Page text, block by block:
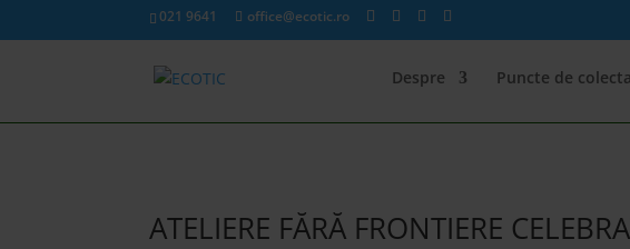
021 9641 office@ecotic.ro
Despre Puncte de
ATELIERE FĂRĂ FRONTIERE